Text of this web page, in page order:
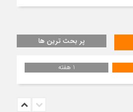
پر بحث ترین ها
1 هفته